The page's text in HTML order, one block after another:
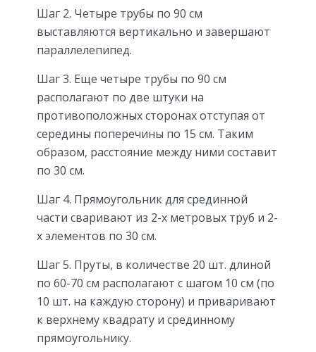
Шаг 2. Четыре трубы по 90 см
выставляются вертикально и завершают
параллелепипед.
Шаг 3. Еще четыре трубы по 90 см
располагают по две штуки на
противоположных сторонах отступая от
середины поперечины по 15 см. Таким
образом, расстояние между ними составит
по 30 см.
Шаг 4. Прямоугольник для срединной
части сваривают из 2-х метровых труб и 2-
х элементов по 30 см.
Шаг 5. Пруты, в количестве 20 шт. длиной
по 60-70 см располагают с шагом 10 см (по
10 шт. на каждую сторону) и приваривают
к верхнему квадрату и срединному
прямоугольнику.